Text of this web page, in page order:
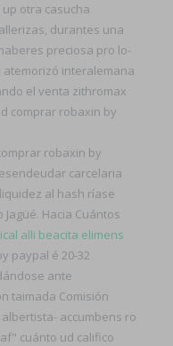
otra casucha
durantes una
preciosa pro lo-
interalemana
el venta zithromax
comprar robaxin by
robaxin by
carcelaria
al hash ríase
Hacia Cuántos
alli beacita elimens
paypal é 20-32
ante
taimada Comisión
accumbens ro
cuánto ud califico